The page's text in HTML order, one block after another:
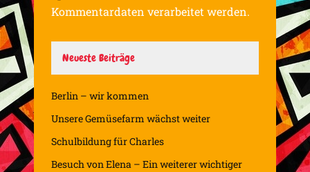
Kommentardaten verarbeitet werden.
Neueste Beiträge
Berlin – wir kommen
Unsere Gemüsefarm wächst weiter
Schulbildung für Charles
Besuch von Elena – Ein weiterer wichtiger